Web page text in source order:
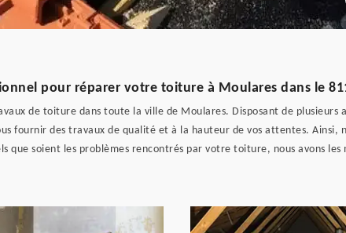
pour réparer votre toiture à Moulares dans le
de toiture dans toute la ville de Moulares. Disposant de plusieurs
fournir des travaux de qualité et à la hauteur de vos attentes. Ainsi,
que soient les problèmes rencontrés par votre toiture, nous avons